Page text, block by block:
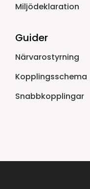
Miljödeklaration
Guider
Närvarostyrning
Kopplingsschema
Snabbkopplingar